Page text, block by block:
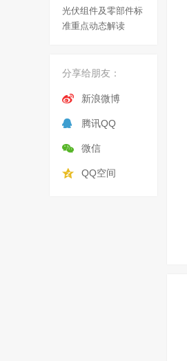
光伏组件及零部件标
准重点动态解读
分享给朋友：
新浪微博
腾讯QQ
微信
QQ空间